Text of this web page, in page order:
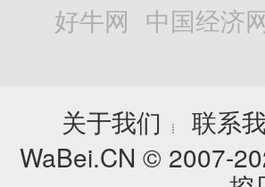
好牛网 中国经济
关于我们
┊ 联系
WaBei.CN © 2007-